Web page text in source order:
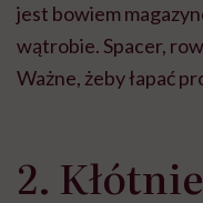
jest bowiem
wątrobie. Spacer,
Ważne, żeby łapać
2.